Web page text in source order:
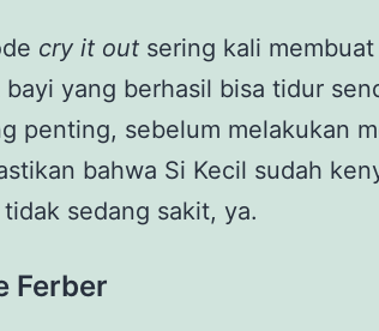
cry it out sering kali
bayi yang berhasil bisa tidur
penting, sebelum melakukan
bahwa Si Kecil sudah
sedang sakit, ya.
Ferber